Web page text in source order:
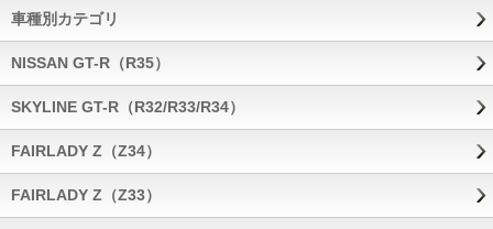
車種別カテゴリ
NISSAN GT-R（R35）
SKYLINE GT-R（R32/R33/R34）
FAIRLADY Z（Z34）
FAIRLADY Z（Z33）